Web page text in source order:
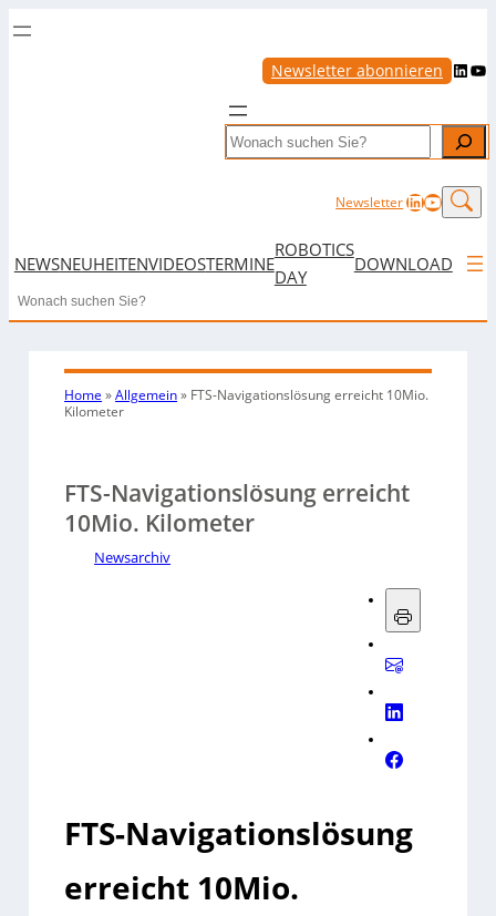
Newsletter abonnieren LinkedIn YouTube
Search
NewsletterLinkedIn
NEWSNEUHEITENVIDEOSTERMINE
ROBOTICS
DAY
DOWNLOAD
Search
Home »Allgemein» FTS-Navigationslösung erreicht 10Mio.
Kilometer
FTS-Navigationslösung erreicht
10Mio. Kilometer
Newsarchiv
FTS-Navigationslösung
erreicht 10Mio.